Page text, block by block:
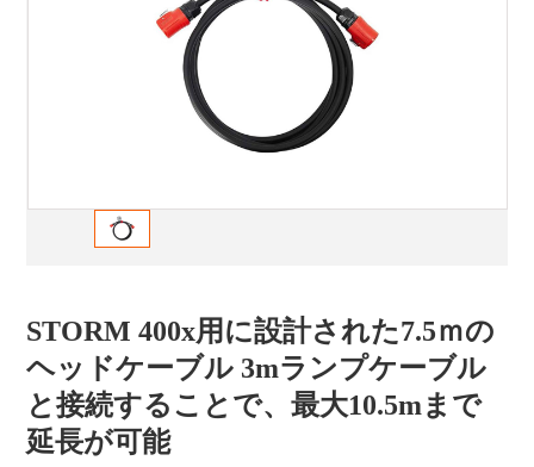
STORM 400x用に設計された7.5ｍの
ヘッドケーブル 3mランプケーブル
と接続することで、最大10.5mまで
延長が可能